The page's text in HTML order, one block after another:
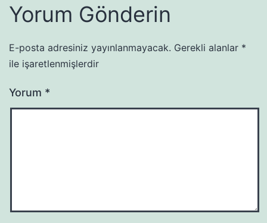
Yorum Gönderin
E-posta adresiniz yayınlanmayacak. Gerekli alanlar *
ile işaretlenmişlerdir
Yorum *